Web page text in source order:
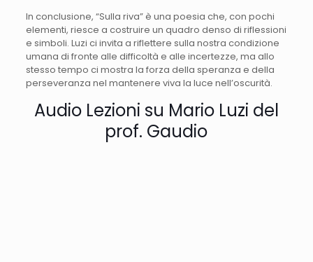
In conclusione, “Sulla riva” è una poesia che, con pochi
elementi, riesce a costruire un quadro denso di riflessioni
e simboli. Luzi ci invita a riflettere sulla nostra condizione
umana di fronte alle difficoltà e alle incertezze, ma allo
stesso tempo ci mostra la forza della speranza e della
perseveranza nel mantenere viva la luce nell’oscurità.
Audio Lezioni su Mario Luzi del
prof. Gaudio